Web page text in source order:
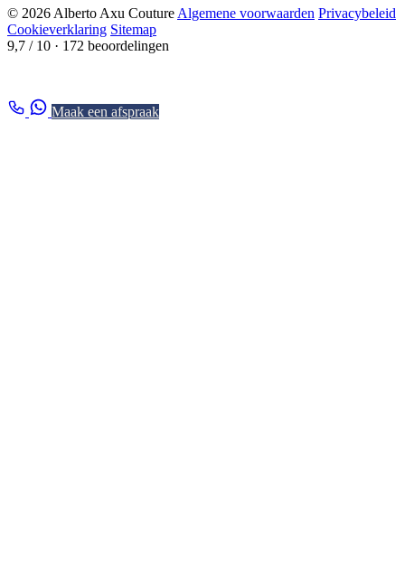
© 2026 Alberto Axu Couture Algemene voorwaarden Privacybeleid
Cookieverklaring Sitemap
9,7 / 10 · 172 beoordelingen
Maak een afspraak